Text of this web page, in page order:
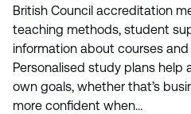
British Council accreditation
teaching methods, student
information about courses
Personalised study plans
own goals, whether that’s
more confident when…